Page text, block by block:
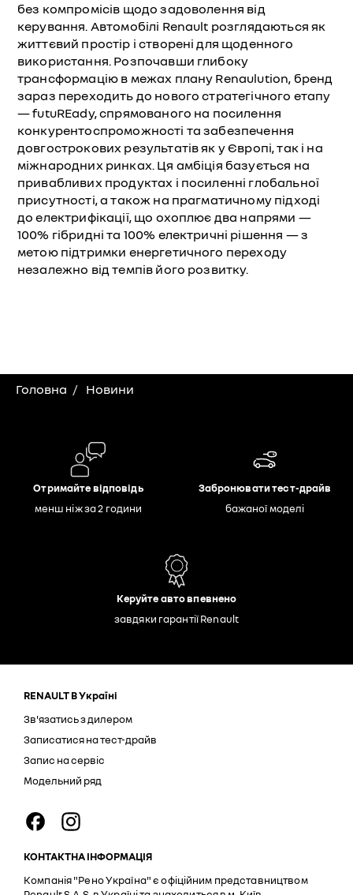
без компромісів щодо задоволення від
керування. Автомобілі Renault розглядаються як
життєвий простір і створені для щоденного
використання. Розпочавши глибоку
трансформацію в межах плану Renaulution, бренд
зараз переходить до нового стратегічного етапу
— futuREady, спрямованого на посилення
конкурентоспроможності та забезпечення
довгострокових результатів як у Європі, так і на
міжнародних ринках. Ця амбіція базується на
привабливих продуктах і посиленні глобальної
присутності, а також на прагматичному підході
до електрифікації, що охоплює два напрями —
100% гібридні та 100% електричні рішення — з
метою підтримки енергетичного переходу
незалежно від темпів його розвитку.
Головна Новини
Отримайте відповідь
менш ніж за 2 години
Забронювати тест-драйв
бажаної моделі
Керуйте авто впевнено
завдяки гарантії Renault
RENAULT В Україні
Зв'язатись з дилером
Записатися на тест-драйв
Запис на сервіс
Модельний ряд
КОНТАКТНА ІНФОРМАЦІЯ
Компанія "Рено Україна" є офіційним представництвом